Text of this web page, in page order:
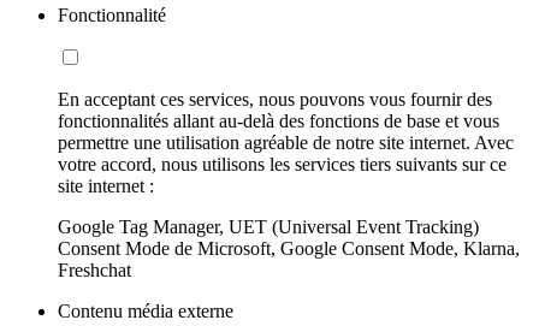
Fonctionnalité
En acceptant ces services, nous pouvons vous fournir des
fonctionnalités allant au-delà des fonctions de base et vous
permettre une utilisation agréable de notre site internet. Avec
votre accord, nous utilisons les services tiers suivants sur ce
site internet :
Google Tag Manager, UET (Universal Event Tracking)
Consent Mode de Microsoft, Google Consent Mode, Klarna,
Freshchat
Contenu média externe